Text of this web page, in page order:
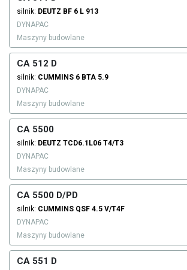
silnik: DEUTZ BF 6 L 913
DYNAPAC
Maszyny budowlane
CA 512 D
silnik: CUMMINS 6 BTA 5.9
DYNAPAC
Maszyny budowlane
CA 5500
silnik: DEUTZ TCD6.1L06 T4/T3
DYNAPAC
Maszyny budowlane
CA 5500 D/PD
silnik: CUMMINS QSF 4.5 V/T4F
DYNAPAC
Maszyny budowlane
CA 551 D